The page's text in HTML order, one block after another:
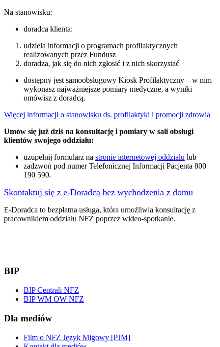
Na stanowisku:
doradca klienta:
udziela informacji o programach profilaktycznych
realizowanych przez Fundusz
doradza, jak się do nich zgłosić i z nich skorzystać
dostępny jest samoobsługowy Kiosk Profilaktyczny – w nim
wykonasz najważniejsze pomiary medyczne, a wyniki
omówisz z doradcą.
Więcej informacji o stanowisku ds. profilaktyki i promocji zdrowia
Umów się już dziś na konsultację i pomiary w sali obsługi
klientów swojego oddziału:
uzupełnij formularz na stronie internetowej oddziału lub
zadzwoń pod numer Telefonicznej Informacji Pacjenta 800
190 590.
Skontaktuj się z e-Doradcą bez wychodzenia z domu
E-Doradca to bezpłatna usługa, która umożliwia konsultację z
pracownikiem oddziału NFZ poprzez wideo-spotkanie.
BIP
BIP Centrali NFZ
BIP WM OW NFZ
Dla mediów
Film o NFZ Język Migowy [PJM]